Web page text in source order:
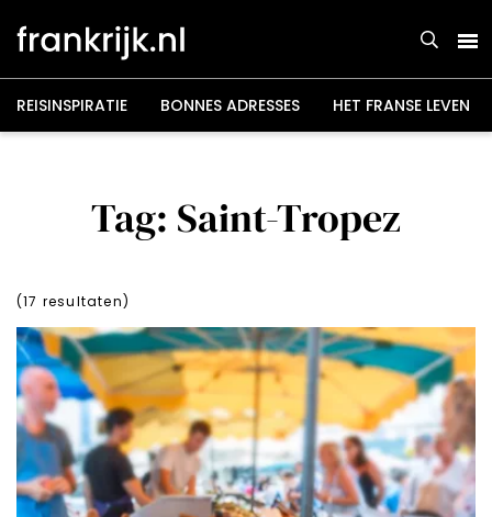
naar
inhoud
REISINSPIRATIE BONNES ADRESSES HET FRANSE LEVEN
Tag: Saint-Tropez
(17 resultaten)